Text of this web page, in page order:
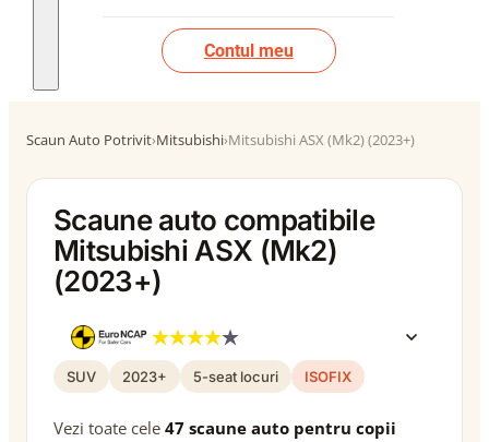
Contul meu
Scaun Auto Potrivit›Mitsubishi›Mitsubishi ASX (Mk2) (2023+)
Scaune auto compatibile
Mitsubishi ASX (Mk2)
(2023+)
SUV 2023+ 5-seat locuri ISOFIX
Vezi toate cele 47 scaune auto pentru copii